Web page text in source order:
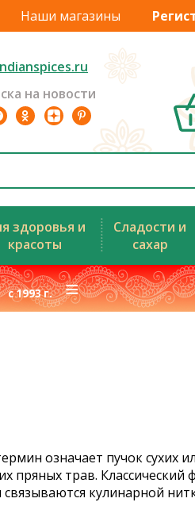
Наши магазины
на новости
здоровья и
красоты
Сладости и
сахар
с 1993 г.≡
означает пучок сухих
трав. Классический
кулинарной